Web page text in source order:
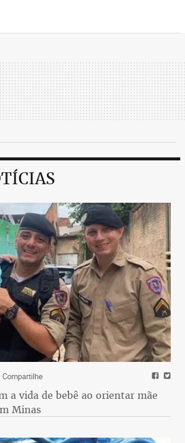
Compartilhe
a vida de bebê ao orientar mãe
Minas